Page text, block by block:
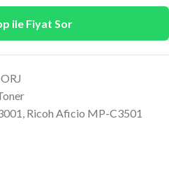
ile Fiyat Sor
, Ricoh Aficio MP-C3501